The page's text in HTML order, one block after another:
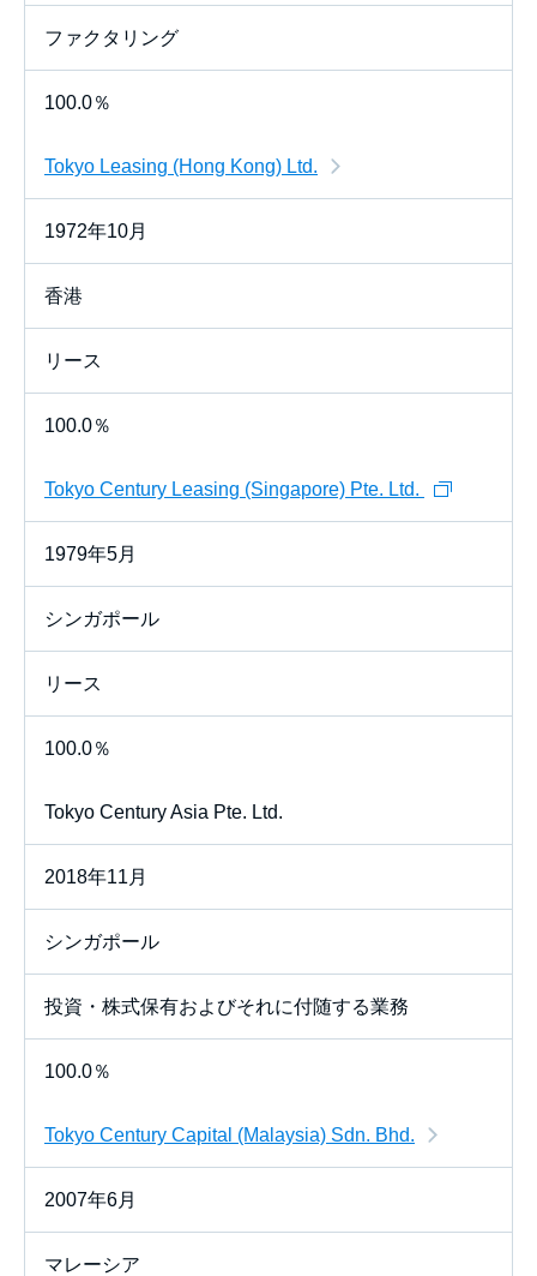
ファクタリング
100.0％
Tokyo Leasing (Hong Kong) Ltd.
1972年10月
香港
リース
100.0％
Tokyo Century Leasing (Singapore) Pte. Ltd.
1979年5月
シンガポール
リース
100.0％
Tokyo Century Asia Pte. Ltd.
2018年11月
シンガポール
投資・株式保有およびそれに付随する業務
100.0％
Tokyo Century Capital (Malaysia) Sdn. Bhd.
2007年6月
マレーシア